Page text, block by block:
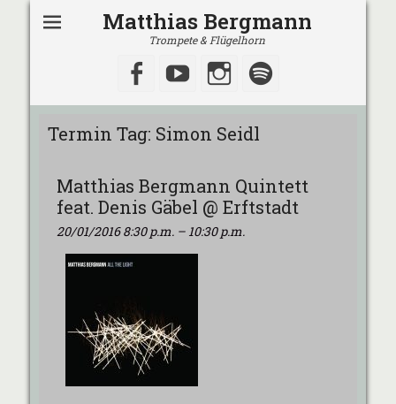
Matthias Bergmann
Trompete & Flügelhorn
Facebook
YouTubeInstagram
Termin Tag: Simon Seidl
Matthias Bergmann Quintett
feat. Denis Gäbel @ Erftstadt
20/01/2016 8:30 p.m. – 10:30 p.m.